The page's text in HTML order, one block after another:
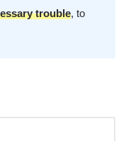
trouble, to